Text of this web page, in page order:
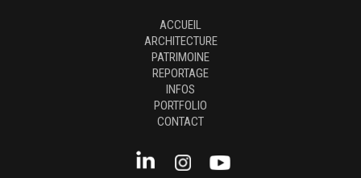
ACCUEIL
ARCHITECTURE
PATRIMOINE
REPORTAGE
INFOS
PORTFOLIO
CONTACT